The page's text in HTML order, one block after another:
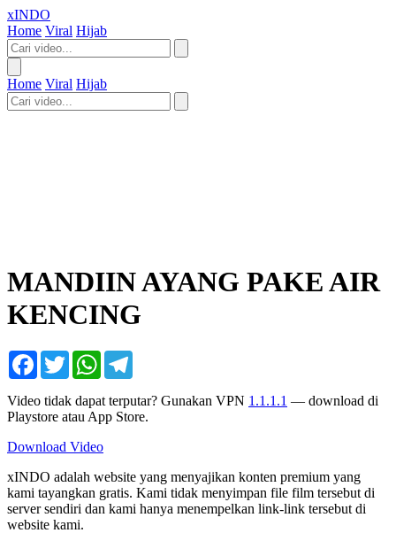
xINDO
Home Viral Hijab
Home Viral Hijab
MANDIIN AYANG PAKE AIR
KENCING
Facebook
TwitterWhatsApp
Video tidak dapat terputar? Gunakan VPN 1.1.1.1 — download di
Playstore atau App Store.
Download Video
xINDO adalah website yang menyajikan konten premium yang
kami tayangkan gratis. Kami tidak menyimpan file film tersebut di
server sendiri dan kami hanya menempelkan link-link tersebut di
website kami.